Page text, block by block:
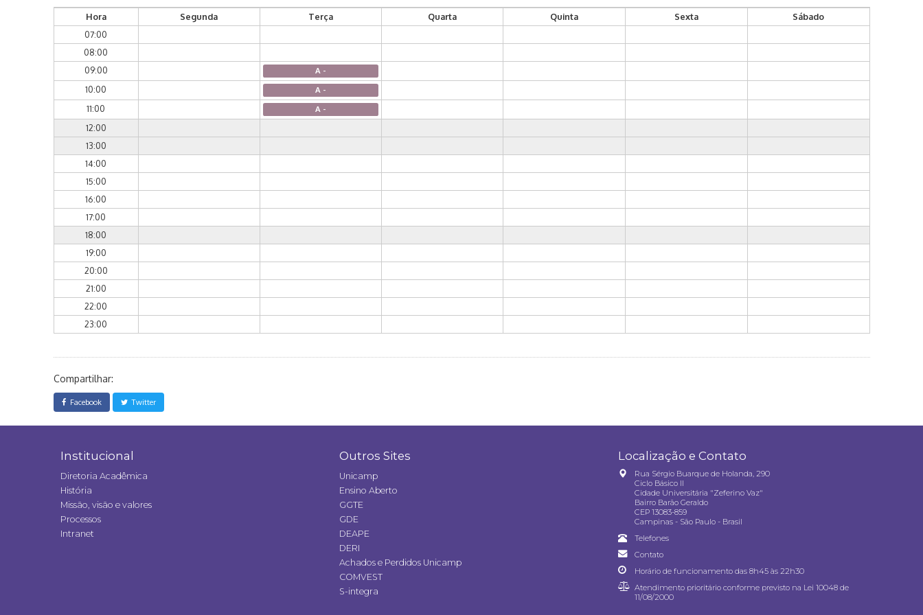
Hora Segunda Terça Quarta Quinta Sexta
Sábado
07:00
08:00
09:00
A -
10:00 A -
11:00 A -
12:00
13:00
14:00
15:00
16:00
17:00
18:00
19:00
20:00
21:00
22:00
23:00
Compartilhar:
Facebook Twitter
Institucional
Diretoria Acadêmica
História
Missão, visão e valores
Processos
Intranet
Outros Sites
Unicamp
Ensino Aberto
GGTE
GDE
DEAPE
DERI
Achados e Perdidos Unicamp
COMVEST
S-integra
Localização e Contato
Rua Sérgio Buarque de Holanda, 290
Ciclo Básico II
Cidade Universitária "Zeferino Vaz"
Bairro Barão Geraldo
CEP 13083-859
Campinas - São Paulo - Brasil
Telefones
Contato
Horário de funcionamento das 8h45 às 22h30
Atendimento prioritário conforme previsto na Lei 10048 de
11/08/2000